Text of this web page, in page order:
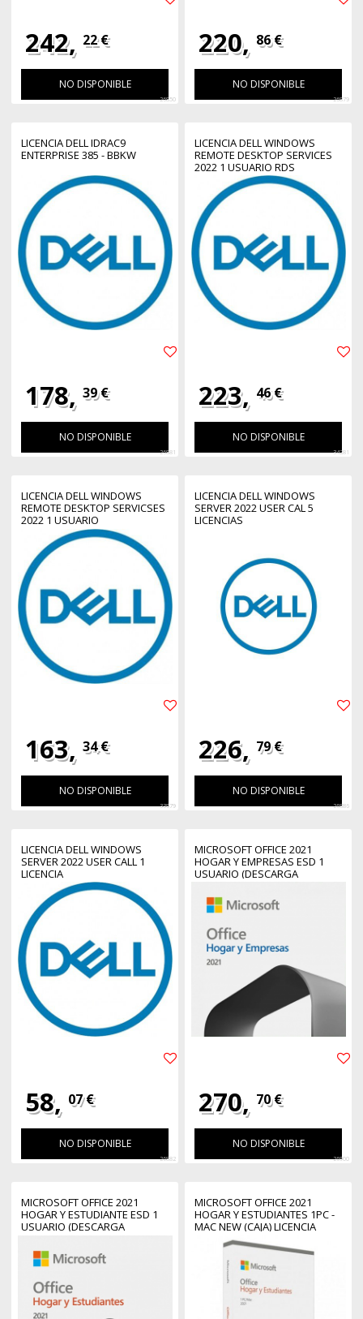
242, 22 €
NO DISPONIBLE
26850
220, 86 €
NO DISPONIBLE
26879
LICENCIA DELL IDRAC9
ENTERPRISE 385 - BBKW
178, 39 €
NO DISPONIBLE
26881
LICENCIA DELL WINDOWS
REMOTE DESKTOP SERVICES
2022 1 USUARIO RDS
223, 46 €
NO DISPONIBLE
34281
LICENCIA DELL WINDOWS
REMOTE DESKTOP SERVICSES
2022 1 USUARIO
163, 34 €
NO DISPONIBLE
33979
LICENCIA DELL WINDOWS
SERVER 2022 USER CAL 5
LICENCIAS
226, 79 €
NO DISPONIBLE
26886
LICENCIA DELL WINDOWS
SERVER 2022 USER CALL 1
LICENCIA
58, 07 €
NO DISPONIBLE
26882
MICROSOFT OFFICE 2021
HOGAR Y EMPRESAS ESD 1
USUARIO (DESCARGA
270, 70 €
NO DISPONIBLE
26900
MICROSOFT OFFICE 2021
HOGAR Y ESTUDIANTE ESD 1
USUARIO (DESCARGA
MICROSOFT OFFICE 2021
HOGAR Y ESTUDIANTES 1PC -
MAC NEW (CAJA) LICENCIA
PERPETUA